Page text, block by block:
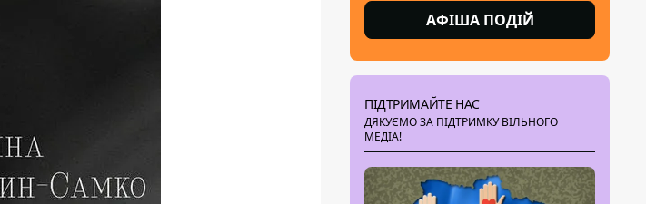
АФІША ПОДІЙ
ПІДТРИМАЙТЕ НАС
ДЯКУЄМО ЗА ПІДТРИМКУ ВІЛЬНОГО
МЕДІА!